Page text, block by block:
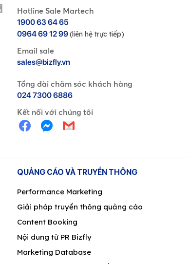
Hotline Sale Martech
1900 63 64 65
0964 69 12 99(liên hệ trực tiếp)
Email sale
sales@bizfly.vn
Tổng đài chăm sóc khách hàng
024 7300 6886
Kết nối với chúng tôi
QUẢNG CÁO VÀ TRUYỀN THÔNG
Performance Marketing
Giải pháp truyền thông quảng cáo
Content Booking
Nội dung từ PR Bizfly
Marketing Database